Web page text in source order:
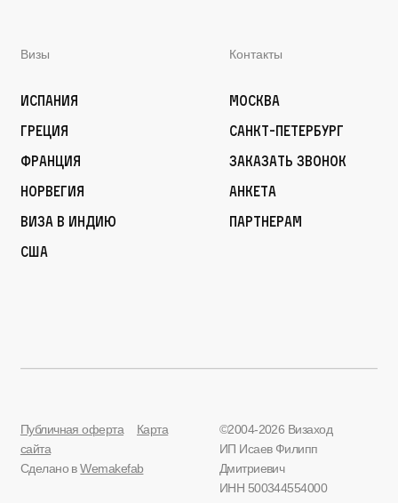
Визы
Испания
Греция
Франция
Норвегия
Виза в Индию
США
Контакты
Москва
Санкт-Петербург
Заказать звонок
Анкета
Партнерам
Публичная оферта
Карта
сайта
Сделано вWemakefab
©2004-2026 Визаход
ИП Исаев Филипп
Дмитриевич
ИНН 500344554000